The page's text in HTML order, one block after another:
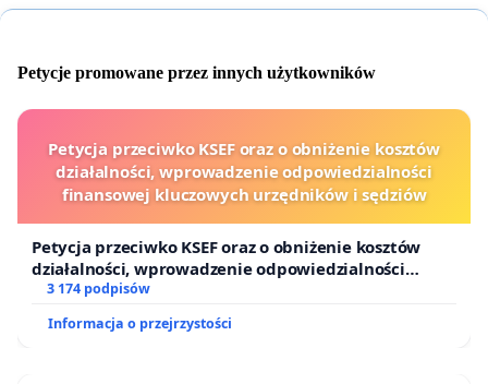
Petycje promowane przez innych użytkowników
Petycja przeciwko KSEF oraz o obniżenie kosztów
działalności, wprowadzenie odpowiedzialności
finansowej kluczowych urzędników i sędziów
Petycja przeciwko KSEF oraz o obniżenie kosztów
działalności, wprowadzenie odpowiedzialności
finansowej kluczowych urzędników i sędziów
3 174 podpisów
Informacja o przejrzystości